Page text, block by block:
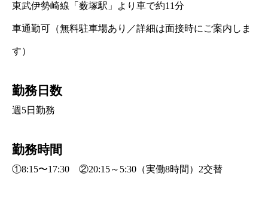
東武伊勢崎線「薮塚駅」より車で約11分
車通勤可（無料駐車場あり／詳細は面接時にご案内しま
す）
勤務日数
週5日勤務
勤務時間
①8:15〜17:30 ②20:15～5:30（実働8時間）2交替